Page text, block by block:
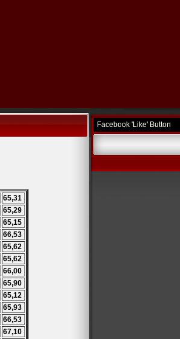
65,31
65,29
65,15
66,53
65,62
65,62
66,00
65,90
65,12
65,93
66,53
67,10
Facebook 'Like' Button